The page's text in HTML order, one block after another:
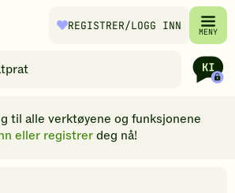
REGISTRER/LOGG INN MENY
til alle verktøyene og funksjonene
eller registrerdeg nå!